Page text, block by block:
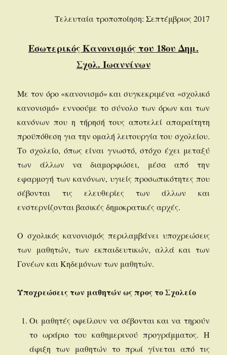
Τελευταία τροποποίηση: Σεπτέμβριος 2017
Εσωτερικός Κανονισμός του 18ου Δημ.
Σχολ. Ιωαννίνων
Με τον όρο «κανονισμό» και συγκεκριμένα «σχολικό
κανονισμό» εννοούμε το σύνολο των όρων και των
κανόνων που η τήρησή τους αποτελεί απαραίτητη
προϋπόθεση για την ομαλή λειτουργία του σχολείου.
Το σχολείο, όπως είναι γνωστό, στόχο έχει μεταξύ
των άλλων να διαμορφώσει, μέσα από την
εφαρμογή των κανόνων, υγιείς προσωπικότητες που
σέβονται τις ελευθερίες των άλλων και
ενστερνίζονται βασικές δημοκρατικές αρχές.
Ο σχολικός κανονισμός περιλαμβάνει υποχρεώσεις
των μαθητών, των εκπαιδευτικών, αλλά και των
Γονέων και Κηδεμόνων των μαθητών.
Υποχρεώσεις των μαθητών ως προς το Σχολείο
Οι μαθητές οφείλουν να σέβονται και να τηρούν
το ωράριο του καθημερινού προγράμματος. Η
άφιξη των μαθητών το πρωί γίνεται από τις